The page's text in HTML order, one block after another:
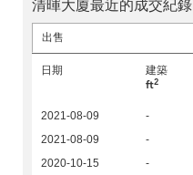
清暉大廈最近的成交紀錄
出售
日期
建築
ft2
2021-08-09 -
2021-08-09 -
2020-10-15 -